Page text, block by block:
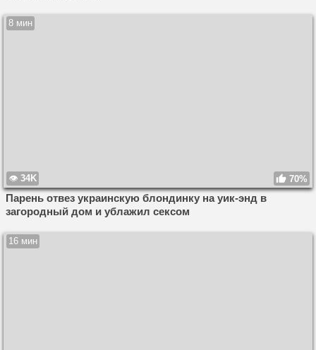
8 мин
34K 70%
Парень отвез украинскую блондинку на уик-энд в
загородный дом и ублажил сексом
16 мин